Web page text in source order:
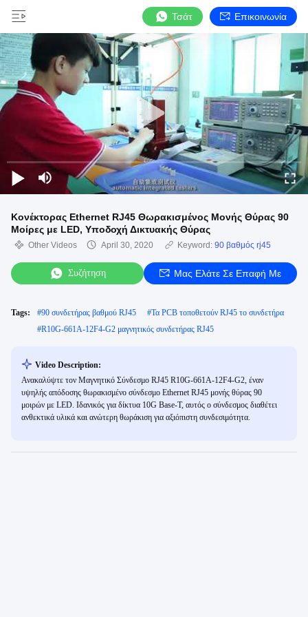
Τσάτ Επικοινωνία
Κονέκτορας Ethernet RJ45 Θωρακισμένος Μονής Θύρας 90
Μοίρες με LED, Υποδοχή Δικτυακής Θύρας
Other Videos April 30, 2020 Keyword: 90 βαθμός rj45
Συζήτηση Μας Ελάτε Σε Επαφή Με
Tags: #90 συνδετήρας βαθμού RJ45 #Τα PCB τοποθετούν RJ45 το συνδετήρα
#R10G-661A-12F4-G2 μαγνητικός συνδετήρας RJ45
Video Description:
Ανακαλύψτε τον Μαγνητικό Σύνδεσμο RJ45 R10G-661A-12F4-G2, έναν
υψηλής απόδοσης θωρακισμένο σύνδεσμο Ethernet RJ45 μονής θύρας 90
μοιρών με LED. Ιδανικός για δίκτυα 10G Base-T, αυτός ο σύνδεσμος διαθέτει
ανθεκτικά υλικά και ανώτερη θωράκιση για αξιόπιστη συνδεσιμότητα.